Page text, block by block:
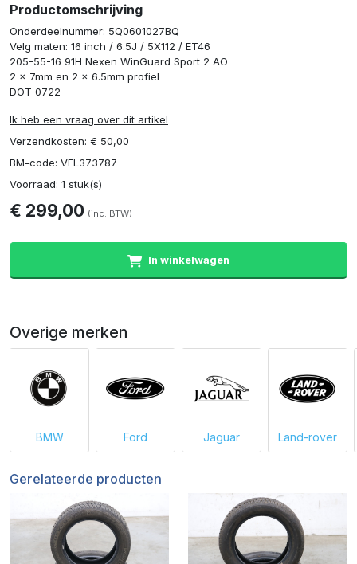
Productomschrijving
Onderdeelnummer: 5Q0601027BQ
Velg maten: 16 inch / 6.5J / 5X112 / ET46
205-55-16 91H Nexen WinGuard Sport 2 AO
2 x 7mm en 2 x 6.5mm profiel
DOT 0722
Ik heb een vraag over dit artikel
Verzendkosten: € 50,00
BM-code: VEL373787
Voorraad: 1 stuk(s)
€ 299,00 (inc. BTW)
In winkelwagen
Overige merken
BMW Ford Jaguar Land-rover
Gerelateerde producten